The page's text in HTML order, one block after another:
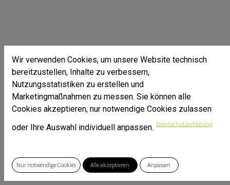
Wir verwenden Cookies, um unsere Website technisch
bereitzustellen, Inhalte zu verbessern,
Nutzungsstatistiken zu erstellen und
Marketingmaßnahmen zu messen. Sie können alle
Cookies akzeptieren, nur notwendige Cookies zulassen
oder Ihre Auswahl individuell anpassen. Datenschutzerklärung
Nur notwendige Cookies Alle akzeptieren Anpassen